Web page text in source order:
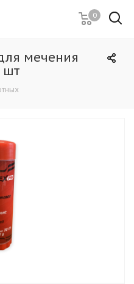
0
мечения
шт